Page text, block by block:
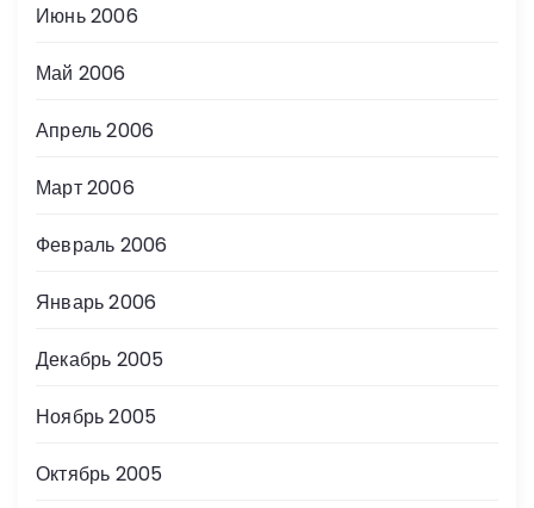
Июнь 2006
Май 2006
Апрель 2006
Март 2006
Февраль 2006
Январь 2006
Декабрь 2005
Ноябрь 2005
Октябрь 2005